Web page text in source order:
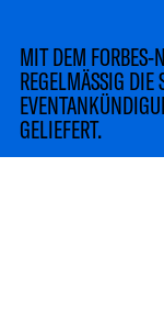
MIT DEM FORBES-
REGELMÄSSIG
GELIEFERT.